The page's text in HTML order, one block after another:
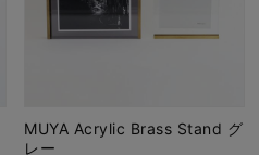
MUYA Acrylic Brass Stand グ
レー